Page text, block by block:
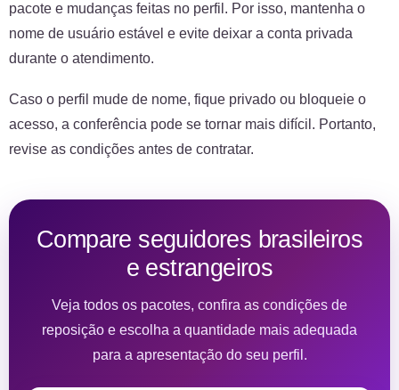
pacote e mudanças feitas no perfil. Por isso, mantenha o
nome de usuário estável e evite deixar a conta privada
durante o atendimento.
Caso o perfil mude de nome, fique privado ou bloqueie o
acesso, a conferência pode se tornar mais difícil. Portanto,
revise as condições antes de contratar.
Compare seguidores brasileiros
e estrangeiros
Veja todos os pacotes, confira as condições de
reposição e escolha a quantidade mais adequada
para a apresentação do seu perfil.